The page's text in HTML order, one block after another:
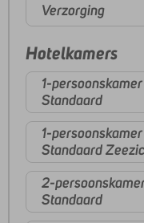
Verzorging
Hotelkamers
1-persoonskamer
Standaard
1-persoonskamer
Standaard
2-
Standaard